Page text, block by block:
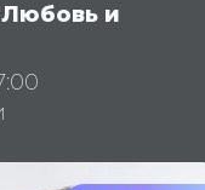
и